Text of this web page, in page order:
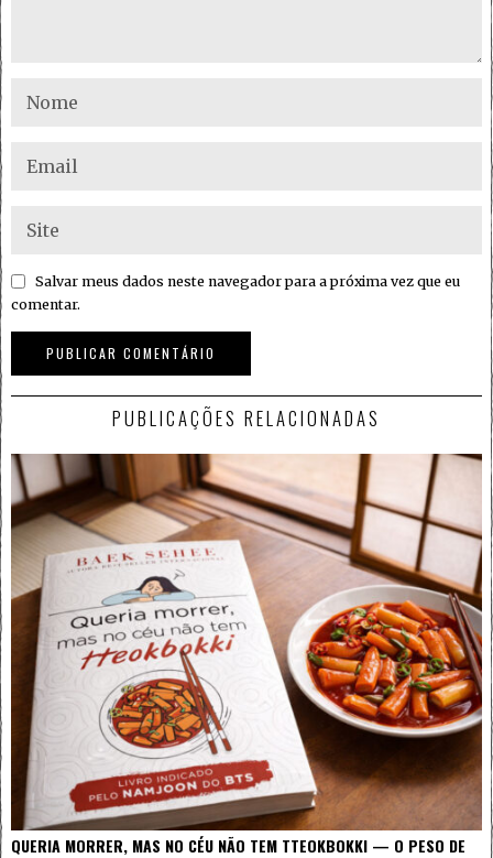
Salvar meus dados neste navegador para a próxima vez que eu
comentar.
PUBLICAÇÕES RELACIONADAS
QUERIA MORRER, MAS NO CÉU NÃO TEM TTEOKBOKKI — O PESO DE